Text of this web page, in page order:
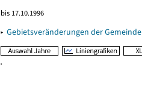
bis 17.10.1996
▸ Gebietsveränderungen der Gemeinde